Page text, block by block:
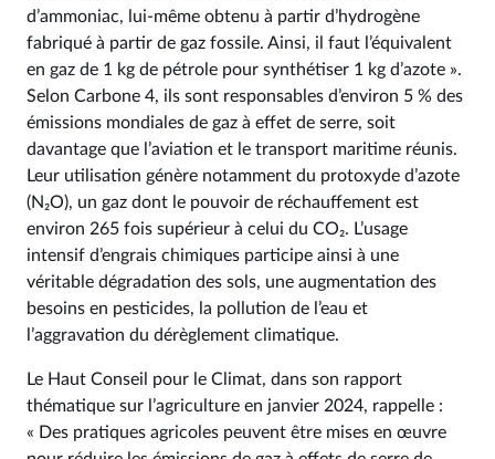
d’ammoniac, lui-même obtenu à partir d’hydrogène
fabriqué à partir de gaz fossile. Ainsi, il faut l’équivalent
en gaz de 1 kg de pétrole pour synthétiser 1 kg d’azote ».
Selon Carbone 4, ils sont responsables d’environ 5 % des
émissions mondiales de gaz à effet de serre, soit
davantage que l’aviation et le transport maritime réunis.
Leur utilisation génère notamment du protoxyde d’azote
(N₂O), un gaz dont le pouvoir de réchauffement est
environ 265 fois supérieur à celui du CO₂. L’usage
intensif d’engrais chimiques participe ainsi à une
véritable dégradation des sols, une augmentation des
besoins en pesticides, la pollution de l’eau et
l’aggravation du dérèglement climatique.
Le Haut Conseil pour le Climat, dans son rapport
thématique sur l’agriculture en janvier 2024, rappelle :
« Des pratiques agricoles peuvent être mises en œuvre